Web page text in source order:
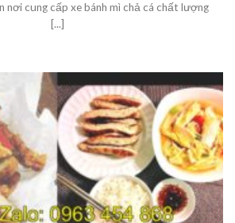
nơi cung cấp xe bánh mì chả cá chất lượng
[...]